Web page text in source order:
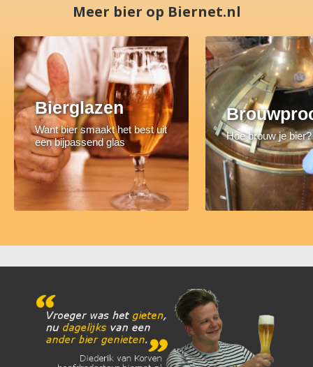
Meer bier op Biernet.nl
Bierglazen
Want bier smaakt het best uit
een bijpassend glas
Hoe brouw je bier?